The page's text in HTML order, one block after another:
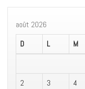
août 2026
D
L M
2
3 4